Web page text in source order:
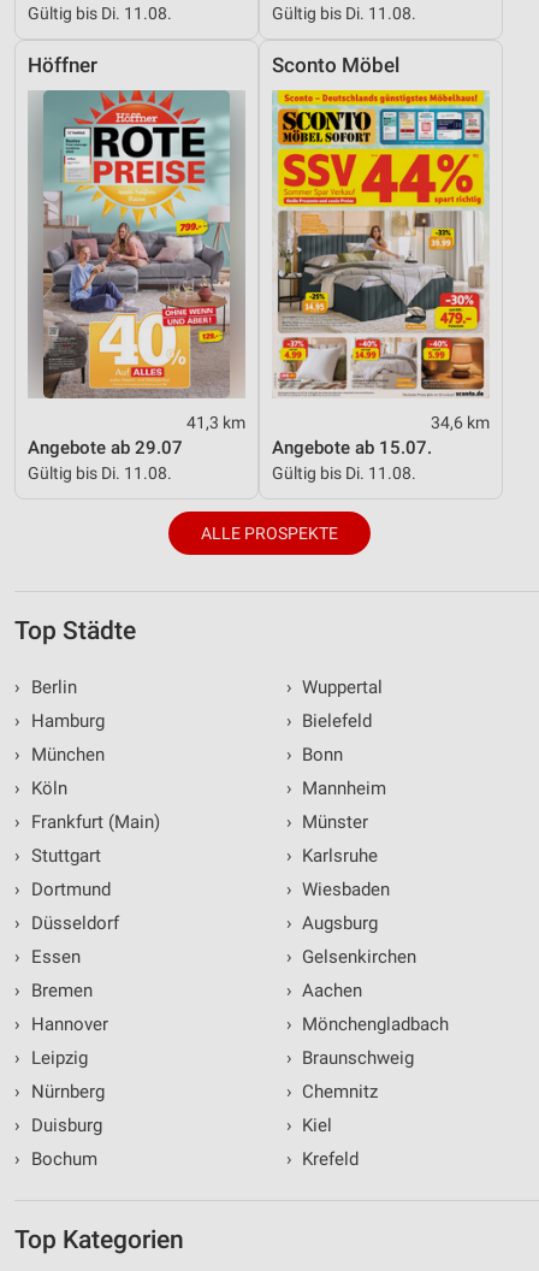
Gültig bis Di. 11.08. Gültig bis Di. 11.08.
Höffner
41,3 km
Angebote ab 29.07
Gültig bis Di. 11.08.
Sconto Möbel
34,6 km
Angebote ab 15.07.
Gültig bis Di. 11.08.
ALLE PROSPEKTE
Top Städte
›
Berlin
›
Hamburg
›
München
›
Köln
›
Frankfurt (Main)
› Stuttgart
›
Dortmund
›
Düsseldorf
›
Essen
›
Bremen
›
Hannover
›
Leipzig
›
Nürnberg
›
Duisburg
›
Bochum
› Wuppertal
› Bielefeld
› Bonn
› Mannheim
› Münster
› Karlsruhe
› Wiesbaden
› Augsburg
› Gelsenkirchen
› Aachen
› Mönchengladbach
› Braunschweig
› Chemnitz
› Kiel
› Krefeld
Top Kategorien